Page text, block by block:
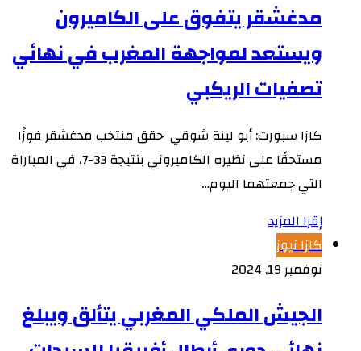
مدغشقر يتفوق على الكاميرون
ويستعد لمواجهة المغرب في نهائي
تصفيات الريكبي
كازا سبورت: أبو لينة شوقي حقق منتخب مدغشقر فوزًا
مستحقًا على نظيره الكاميروني بنتيجة 33-7، في المباراة
التي جمعتهما اليوم…
إقرا المزيد
كازا نيوز
نوفمبر 19, 2024
الجيش الملكي المغربي يتألق ويبلغ